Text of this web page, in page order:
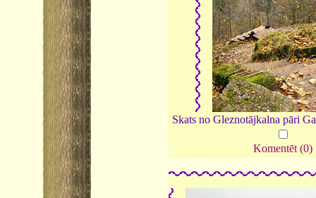
Skats no Gleznotājkalna pāri
Komentēt (0)